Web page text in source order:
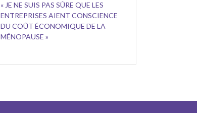
« JE NE SUIS PAS SÛRE QUE LES
ENTREPRISES AIENT CONSCIENCE
DU COÛT ÉCONOMIQUE DE LA
MÉNOPAUSE »